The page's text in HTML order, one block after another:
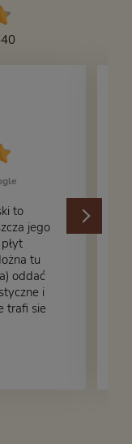
to
jego
tu
oddać
i
trafi się